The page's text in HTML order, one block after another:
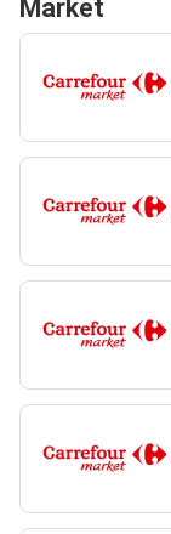
Market